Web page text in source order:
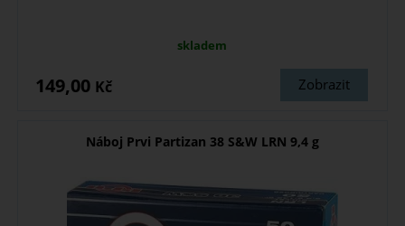
skladem
Zobrazit
149,00 Kč
Náboj Prvi Partizan 38 S&W LRN 9,4 g